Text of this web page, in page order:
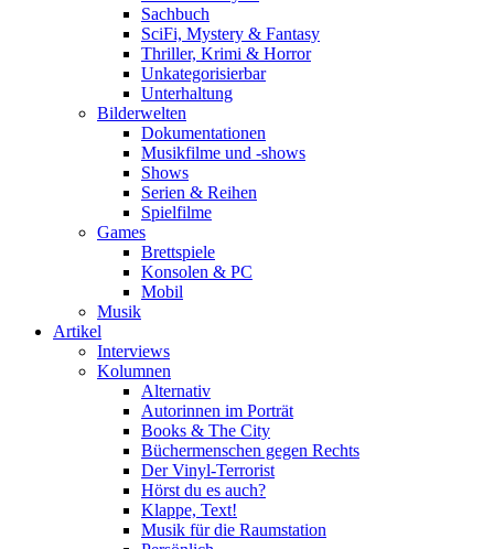
Sachbuch
SciFi, Mystery & Fantasy
Thriller, Krimi & Horror
Unkategorisierbar
Unterhaltung
Bilderwelten
Dokumentationen
Musikfilme und -shows
Shows
Serien & Reihen
Spielfilme
Games
Brettspiele
Konsolen & PC
Mobil
Musik
Artikel
Interviews
Kolumnen
Alternativ
Autorinnen im Porträt
Books & The City
Büchermenschen gegen Rechts
Der Vinyl-Terrorist
Hörst du es auch?
Klappe, Text!
Musik für die Raumstation